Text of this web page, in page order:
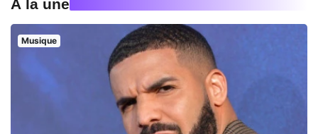
À la une
Musique